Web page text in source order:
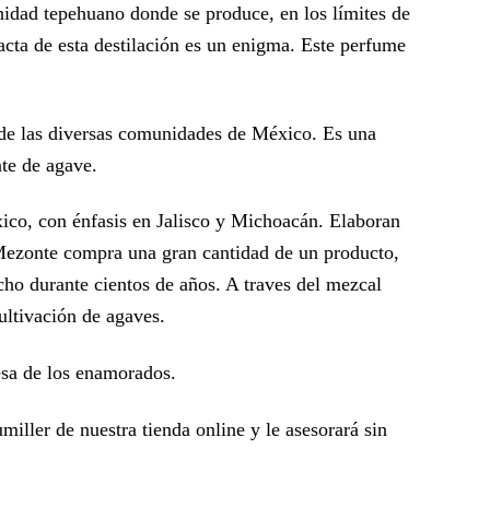
tepehuano donde se produce, en los límites de
de esta destilación es un enigma. Este perfume
las diversas comunidades de México. Es una
de agave.
con énfasis en Jalisco y Michoacán. Elaboran
compra una gran cantidad de un producto,
durante cientos de años. A traves del mezcal
de agaves.
de los enamorados.
de nuestra tienda online y le asesorará sin